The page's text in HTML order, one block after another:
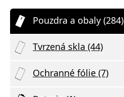
Pouzdra a obaly (284)
Tvrzená skla (44)
Ochranné fólie (7)